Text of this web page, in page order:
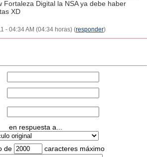
Fortaleza Digital la NSA ya debe haber
XD
- 04:34 AM (04:34 horas) (responder)
en respuesta a...
de caracteres máximo